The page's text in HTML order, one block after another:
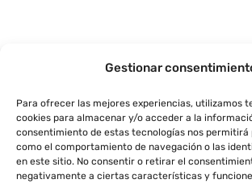
Gestionar
Para ofrecer las mejores experiencias, utilizamos
cookies para almacenar y/o acceder a la
consentimiento de estas tecnologías nos permitirá
como el comportamiento de navegación o las
en este sitio. No consentir o retirar el
negativamente a ciertas características y
Copyright © 2026 Emblemas para Coches.
Aviso LegalPolítica de Privacidad
Condiciones de CompraPolítica de Envío